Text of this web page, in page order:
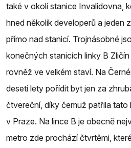
také v okolí stanice Invalidovna,
hned několik developerů a jeden
přímo nad stanicí. Trojnásobné
konečných stanicích linky B
rovněž ve velkém staví. Na
deseti lety pořídit byt jen za
čtvereční, díky čemuž patřila tato
v Praze. Na lince B je obecně
metro zde prochází čtvrtěmi,